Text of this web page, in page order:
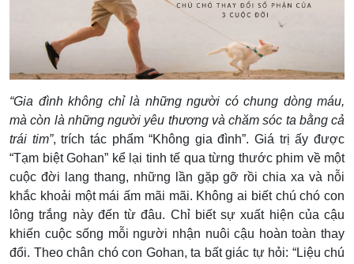
“Gia đình không chỉ là những người có chung dòng máu,
mà còn là những người yêu thương và chăm sóc ta bằng cả
trái tim”, trích tác phẩm “Không gia đình”. Giá trị ấy được
“Tạm biệt Gohan” kể lại tinh tế qua từng thước phim về một
cuộc đời lang thang, những lần gặp gỡ rồi chia xa và nỗi
khắc khoải một mái ấm mãi mãi. Không ai biết chú chó con
lông trắng này đến từ đâu. Chỉ biết sự xuất hiện của cậu
khiến cuộc sống mỗi người nhận nuôi cậu hoàn toàn thay
đổi. Theo chân chó con Gohan, ta bất giác tự hỏi: “Liệu chú